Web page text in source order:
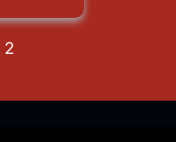
Notstrom
2